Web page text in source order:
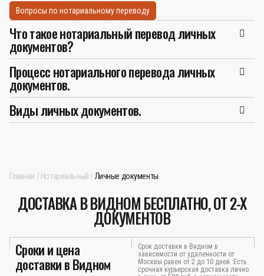
Вопросы по нотариальному переводу
Что такое нотариальный перевод личных
документов?
Процесс нотариального перевода личных
документов.
Виды личных документов.
Главная Нотариальный Личные документы
ДОСТАВКА В ВИДНОМ БЕСПЛАТНО, ОТ 2-Х
ДОКУМЕНТОВ
Сроки и цена
доставки в Видном
Срок доставки в Видном в
зависимости от удаленности от
Москвы равен от 2 до 10 дней. Есть
срочная курьерская доставка лично